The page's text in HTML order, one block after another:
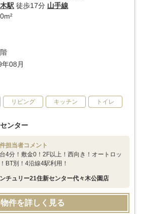
駅 徒歩17分 山手線
年08月
リビング キッチン トイレ
ンター
担当者コメント
4分！敷金0！2F以上！西向き！オートロッ
BT別！4沿線4駅利用！
チュリー21住新センター代々木公園店
物件を詳しく見る